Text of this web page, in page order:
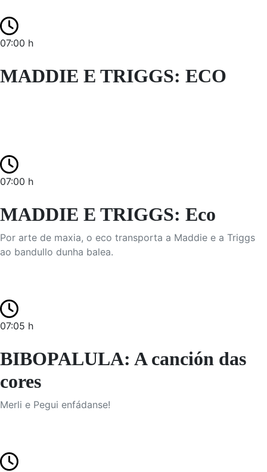
07:00 h
MADDIE E TRIGGS: ECO
07:00 h
MADDIE E TRIGGS: Eco
Por arte de maxia, o eco transporta a Maddie e a Triggs
ao bandullo dunha balea.
07:05 h
BIBOPALULA: A canción das
cores
Merli e Pegui enfádanse!